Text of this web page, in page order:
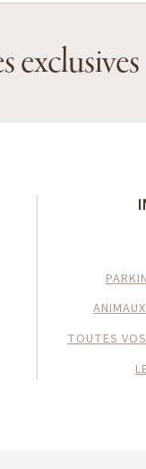
exclusives
TOUTES